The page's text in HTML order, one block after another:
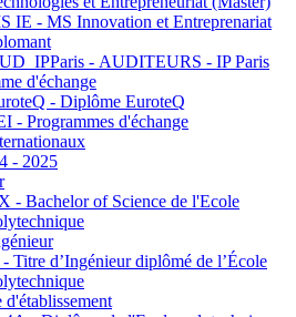
IE - MS Innovation et Entreprenariat
- AUDITEURS - IP Paris
d'échange
- Diplôme EuroteQ
- Programmes d'échange
- 2025
- Bachelor of Science de l'Ecole
Titre d’Ingénieur diplômé de l’École